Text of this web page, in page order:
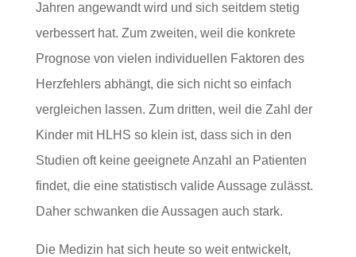
Jahren angewandt wird und sich seitdem stetig
verbessert hat. Zum zweiten, weil die konkrete
Prognose von vielen individuellen Faktoren des
Herzfehlers abhängt, die sich nicht so einfach
vergleichen lassen. Zum dritten, weil die Zahl der
Kinder mit HLHS so klein ist, dass sich in den
Studien oft keine geeignete Anzahl an Patienten
findet, die eine statistisch valide Aussage zulässt.
Daher schwanken die Aussagen auch stark.
Die Medizin hat sich heute so weit entwickelt,